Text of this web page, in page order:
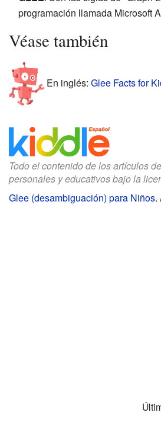
programación llamada Microsoft
Véase también
En inglés: Glee Facts for
Todo el contenido de los artículos
personales y educativos bajo la
Glee (desambiguación) para Niños.